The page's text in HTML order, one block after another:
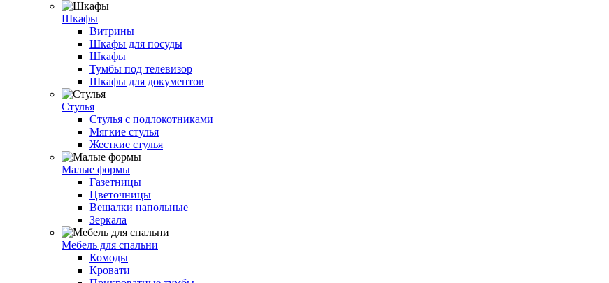
Шкафы
Витрины
Шкафы для посуды
Шкафы
Тумбы под телевизор
Шкафы для документов
Стулья
Стулья с подлокотниками
Мягкие стулья
Жесткие стулья
Малые формы
Газетницы
Цветочницы
Вешалки напольные
Зеркала
Мебель для спальни
Комоды
Кровати